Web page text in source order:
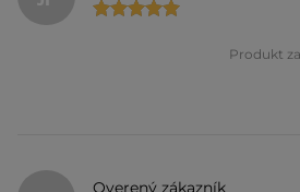
Produkt
Overený zákazník